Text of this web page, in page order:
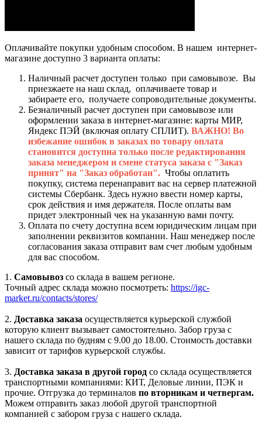
Оплачивайте покупки удобным способом. В нашем интернет-
магазине доступно 3 варианта оплаты:
Наличный расчет доступен только при самовывозе. Вы
приезжаете на наш склад, оплачиваете товар и
забираете его, получаете сопроводительные документы.
Безналичный расчет доступен при самовывозе или
оформлении заказа в интернет-магазине: карты МИР,
Яндекс ПЭЙ (включая оплату СПЛИТ). ВАЖНО! Во
избежание ошибок в заказах по товару оплата
становится доступна только после редактирования
заказа менеджером и смене статуса заказа с "Заказ
принят" на "Заказ обработан". Чтобы оплатить
покупку, система перенаправит вас на сервер платежной
системы Сбербанк. Здесь нужно ввести номер карты,
срок действия и имя держателя. После оплаты вам
придет электронный чек на указанную вами почту.
Оплата по счету доступна всем юридическим лицам при
заполнении реквизитов компании. Наш менеджер после
согласования заказа отправит вам счет любым удобным
для вас способом.
1. Самовывоз со склада в вашем регионе.
Точный адрес склада можно посмотреть: https://igc-
market.ru/contacts/stores/
2. Доставка заказа осуществляется курьерской службой
которую клиент вызывает самостоятельно. Забор груза с
нашего склада по будням с 9.00 до 18.00. Стоимость доставки
зависит от тарифов курьерской службы.
3. Доставка заказа в другой город со склада осуществляется
транспортными компаниями: КИТ, Деловые линии, ПЭК и
прочие. Отгрузка до терминалов по вторникам и четвергам.
Можем отправить заказ любой другой транспортной
компанией с забором груза с нашего склада.